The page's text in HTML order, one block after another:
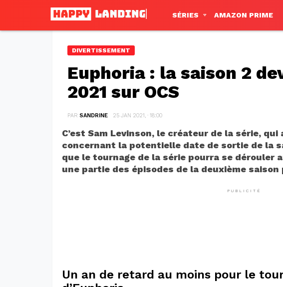
SÉRIES AMAZON PRIME
DIVERTISSEMENT
Euphoria : la saison 2
2021 sur OCS
PAR SANDRINE 25 JAN 2021, · 18:00
C’est Sam Levinson, le créateur de la série,
concernant la potentielle date de sortie de la
que le tournage de la série pourra se dérouler
une partie des épisodes de la deuxième
PUBLICITÉ
Un an de retard au moins pour le